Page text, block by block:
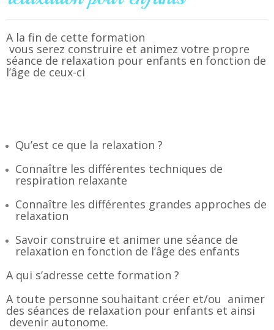
A la fin de cette formation
vous serez construire et animez votre propre
séance de relaxation pour enfants en fonction de
l’âge de ceux-ci
Qu’est ce que la relaxation ?
Connaître les différentes techniques de
respiration relaxante
Connaître les différentes grandes approches de
relaxation
Savoir construire et animer une séance de
relaxation en fonction de l’âge des enfants
A qui s’adresse cette formation ?
A toute personne souhaitant créer et/ou animer
des séances de relaxation pour enfants et ainsi
devenir autonome.